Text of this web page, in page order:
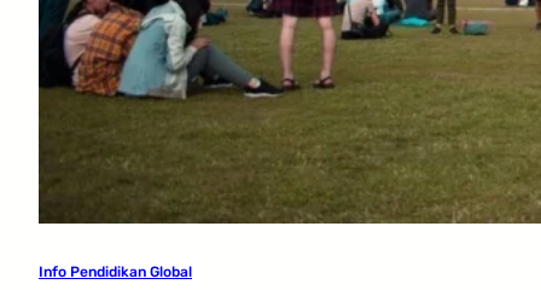
Info Pendidikan Global